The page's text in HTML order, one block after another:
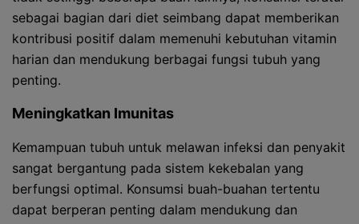
sebagai bagian dari diet seimbang dapat memberikan
kontribusi positif dalam memenuhi kebutuhan vitamin
harian dan mendukung berbagai fungsi tubuh yang
penting.
Meningkatkan Imunitas
Kemampuan tubuh untuk melawan infeksi dan penyakit
sangat bergantung pada sistem kekebalan yang
berfungsi optimal. Konsumsi buah-buahan tertentu
dapat berperan penting dalam mendukung dan